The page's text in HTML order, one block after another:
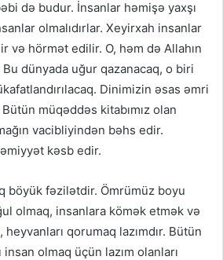
də budur. İnsanlar həmişə yaxşı
olmalıdırlar. Xeyirxah insanlar
və hörmət edilir. O, həm də Allahın
dünyada uğur qazanacaq, o biri
Dinimizin əsas əmri
müqəddəs kitabımız olan
vacibliyindən bəhs edir.
kəsb edir.
böyük fəzilətdir. Ömrümüz boyu
olmaq, insanlara kömək etmək və
qorumaq lazımdır. Bütün
insan olmaq üçün lazım olanları